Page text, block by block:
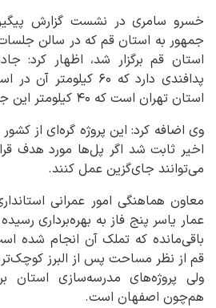
خسرو سامری در نشست گزارش
جمهور به استان قم که در سالن جلسات
استان قم برگزار شد، اظهار کرد:
استان تهران است که ۴۰ کیلومتر این جاده را دو بانده کردیم.
وی اضافه کرد: این پروژه گره‌ای از
اخیر ثابت شد اگر پل‌ها مورد هدف
می‌توانند جای‌گزین عمل کنند.
معاون هماهنگی امور عمرانی
باقی‌مانده که تملک آن انجام شده
قم از نظر مساحت پس از البرز
ولی پروژه‌های مدرسه‌سازی استان
هم‌چون اصفهان است.